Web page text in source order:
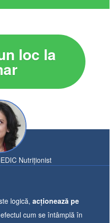
loc la
Nutriționist
logică, acționează pe
cum se întâmplă în